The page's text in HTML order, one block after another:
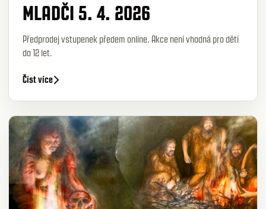
MLADČI 5. 4. 2026
Předprodej vstupenek předem online. Akce není vhodná pro děti
do 12 let.
Číst více